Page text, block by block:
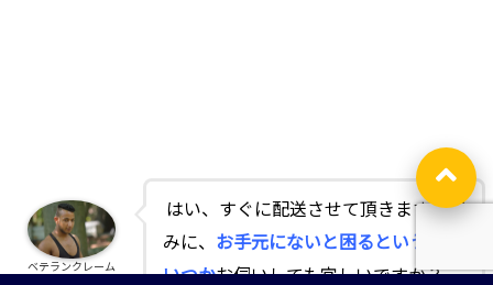
はい、すぐに配送させて頂きます！因
みに、 お手元にないと困るというのは
いつかお伺いしても宜しいですか？
ベテランクレーム